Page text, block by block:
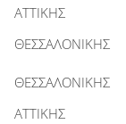
ΑΤΤΙΚΗΣ
ΘΕΣΣΑΛΟΝΙΚΗΣ
ΘΕΣΣΑΛΟΝΙΚΗΣ
ΑΤΤΙΚΗΣ